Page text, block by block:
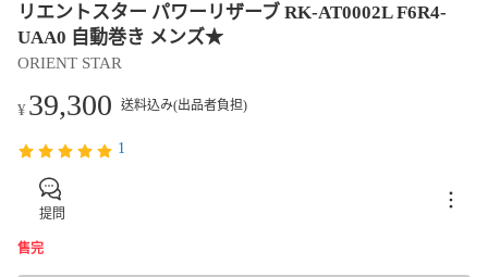
リエントスター パワーリザーブ RK-AT0002L F6R4-
UAA0 自動巻き メンズ★
ORIENT STAR
¥39,300 送料込み(出品者負担)
1
提問
售完